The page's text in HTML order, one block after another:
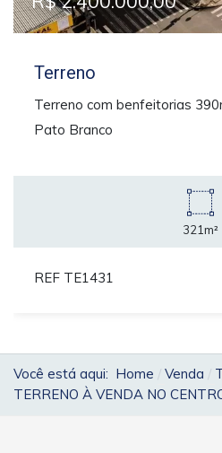
Terreno
Terreno com benfeitorias
Pato Branco
321m²
REF TE1431
Você está aqui: Home Venda
TERRENO À VENDA NO